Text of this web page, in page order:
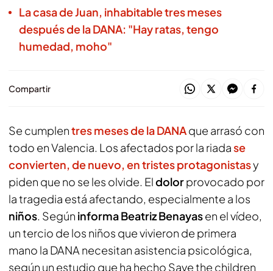
La casa de Juan, inhabitable tres meses
después de la DANA: "Hay ratas, tengo
humedad, moho"
Compartir
Se cumplentres meses de la DANAque arrasó con
todo en Valencia. Los afectados por la riadase
convierten, de nuevo, en tristes protagonistasy
piden que no se les olvide. Eldolorprovocado por
la tragedia está afectando, especialmente a los
niños. Según informa Beatriz Benayasen el vídeo,
un tercio de los niños que vivieron de primera
mano la DANA necesitan asistencia psicológica,
según un estudio que ha hecho Save the children